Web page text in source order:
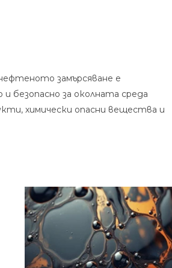
замърсяване е
безопасно за околната среда
химически опасни вещества и